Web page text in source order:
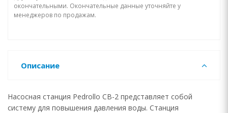
окончательными. Окончательные данные уточняйте у
менеджеров по продажам.
Описание
Насосная станция Pedrollo CB-2 представляет собой
систему для повышения давления воды. Станция